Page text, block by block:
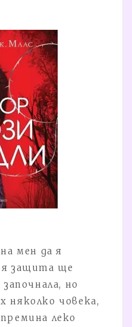
мен да я
защита ще
но
няколко човека,
леко